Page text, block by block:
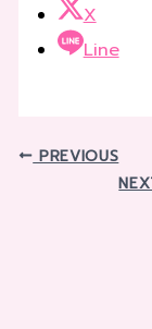
X
Line
PREVIOUS